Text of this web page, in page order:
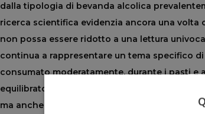
dalla tipologia di bevanda alcolica
ricerca scientifica evidenzia ancora una volta
non possa essere ridotto a una lettura
continua a rappresentare un tema specifico
consumato moderatamente, durante i pasti e
equilibrato come quello mediterraneo. Non
ma anche alimentazione, fumo, attività fisica